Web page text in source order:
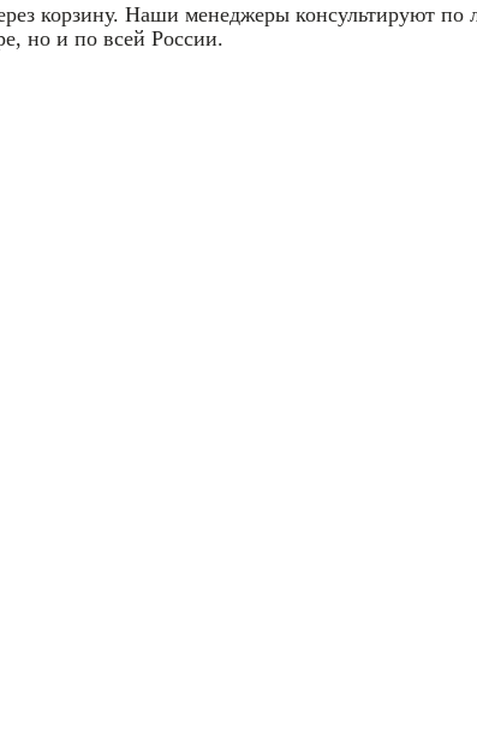
корзину. Наши менеджеры консультируют
но и по всей России.